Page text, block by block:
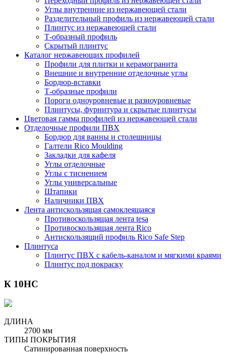
Углы внутренние из нержавеющей стали
Разделительный профиль из нержавеющей стали
Плинтус из нержавеющей стали
Т-образный профиль
Скрытый плинтус
Каталог нержавеющих профилей
Профили для плитки и керамогранита
Внешние и внутренние отделочные углы
Бордюр-вставки
Т-образные профили
Пороги одноуровневые и разноуровневые
Плинтусы, фурнитура и скрытые плинтусы
Цветовая гамма профилей из нержавеющей стали
Отделочные профили ПВХ
Бордюр для ванны и столешницы
Галтели Rico Moulding
Закладки для кафеля
Углы отделочные
Углы с тиснением
Углы универсальные
Штапики
Наличники ПВХ
Лента антискользящая самоклеящаяся
Противоскользящая лента tesa
Противоскользящая лента Rico
Антискользящий профиль Rico Safe Step
Плинтуса
Плинтус ПВХ с кабель-каналом и мягкими краями
Плинтус под покраску
К 10НС
ДЛИНА
2700 мм
ТИПЫ ПОКРЫТИЯ
Сатинированная поверхность